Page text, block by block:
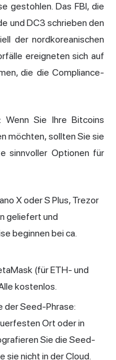
gestohlen. Das FBI, die
und DC3 schrieben den
der nordkoreanischen
ereigneten sich auf
die die Compliance-
Wenn Sie Ihre Bitcoins
möchten, sollten Sie sie
sinnvoller Optionen für
X oder S Plus, Trezor
geliefert und
beginnen bei ca.
(für ETH- und
kostenlos.
der Seed-Phrase:
Ort oder in
Sie die Seed-
sie nicht in der Cloud.